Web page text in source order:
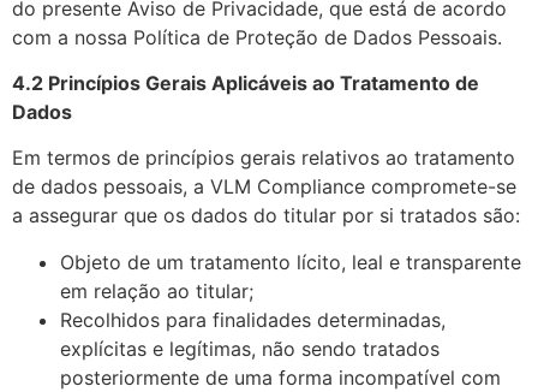
do presente Aviso de Privacidade, que está de acordo
com a nossa Política de Proteção de Dados Pessoais.
4.2 Princípios Gerais Aplicáveis ao Tratamento de
Dados
Em termos de princípios gerais relativos ao tratamento
de dados pessoais, a VLM Compliance compromete-se
a assegurar que os dados do titular por si tratados são:
Objeto de um tratamento lícito, leal e transparente
em relação ao titular;
Recolhidos para finalidades determinadas,
explícitas e legítimas, não sendo tratados
posteriormente de uma forma incompatível com